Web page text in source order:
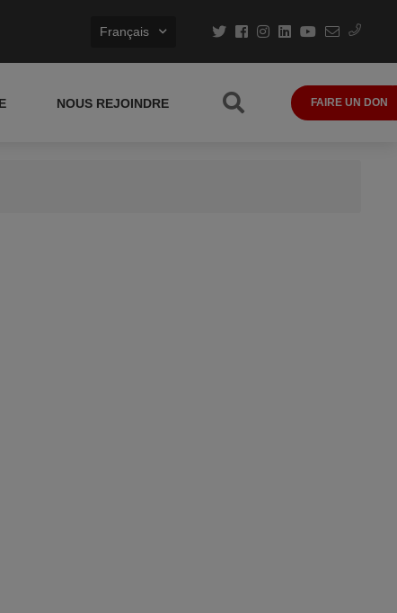
Français
NOUS REJOINDRE FAIRE UN DON